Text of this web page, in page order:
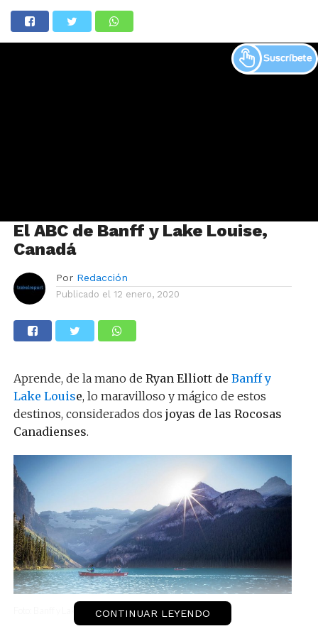
El ABC de Banff y Lake Louise,
Canadá
Por Redacción
Publicado el 12 enero, 2020
Aprende, de la mano de Ryan Elliott de Banff y
Lake Louise, lo maravilloso y mágico de estos
destinos, considerados dos joyas de las Rocosas
Canadienses.
Foto: Banff y Lake LouiseCONTINUAR LEYENDO